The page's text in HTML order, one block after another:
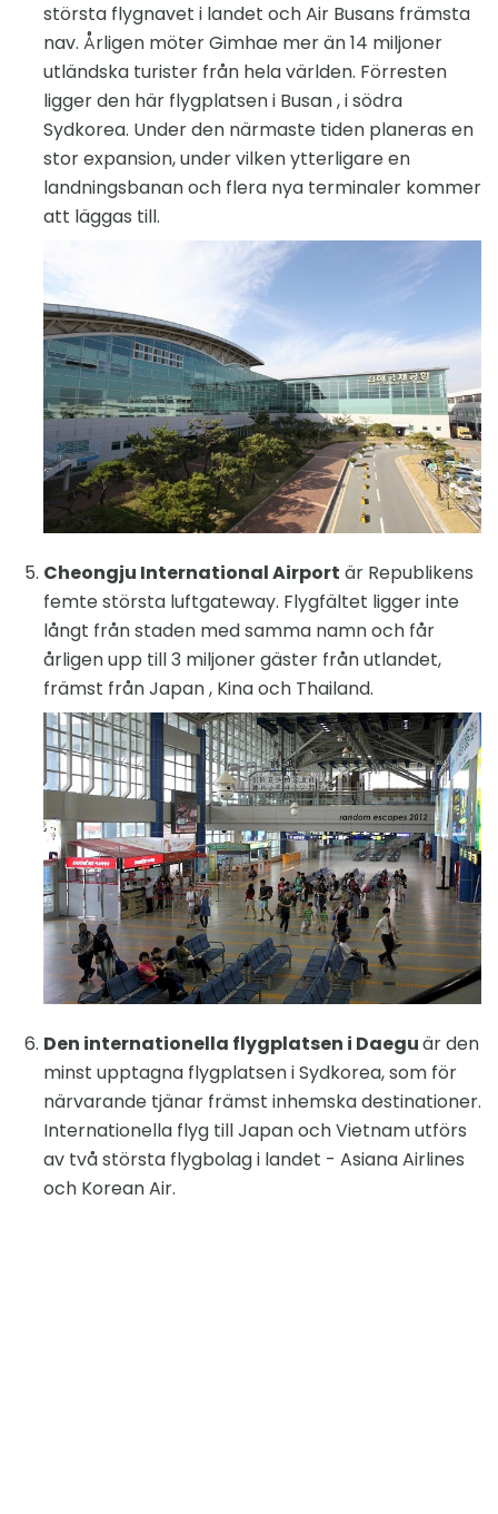
största flygnavet i landet och Air Busans främsta
nav. Årligen möter Gimhae mer än 14 miljoner
utländska turister från hela världen. Förresten
ligger den här flygplatsen i Busan , i södra
Sydkorea. Under den närmaste tiden planeras en
stor expansion, under vilken ytterligare en
landningsbanan och flera nya terminaler kommer
att läggas till.
Cheongju International Airport är Republikens
femte största luftgateway. Flygfältet ligger inte
långt från staden med samma namn och får
årligen upp till 3 miljoner gäster från utlandet,
främst från Japan , Kina och Thailand.
Den internationella flygplatsen i Daeguär den
minst upptagna flygplatsen i Sydkorea, som för
närvarande tjänar främst inhemska destinationer.
Internationella flyg till Japan och Vietnam utförs
av två största flygbolag i landet - Asiana Airlines
och Korean Air.